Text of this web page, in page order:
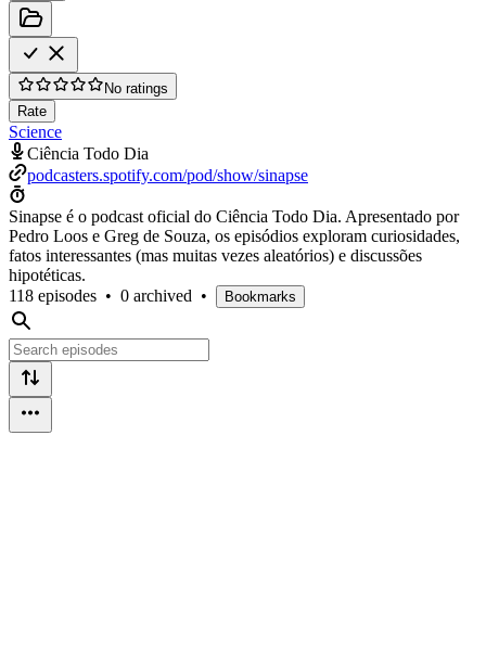
No ratings
Rate
Science
Ciência Todo Dia
podcasters.spotify.com/pod/show/sinapse
Sinapse é o podcast oficial do Ciência Todo Dia. Apresentado por
Pedro Loos e Greg de Souza, os episódios exploram curiosidades,
fatos interessantes (mas muitas vezes aleatórios) e discussões
hipotéticas.
118 episodes • 0 archived • Bookmarks